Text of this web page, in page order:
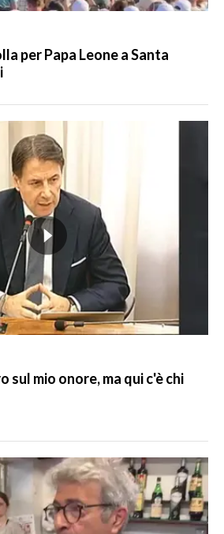
per Papa Leone a Santa
sul mio onore, ma qui c'è chi